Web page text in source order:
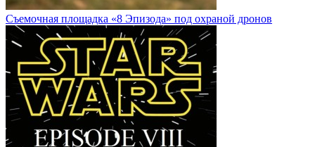
Cъемочная площадка «8 Эпизода» под охраной дронов